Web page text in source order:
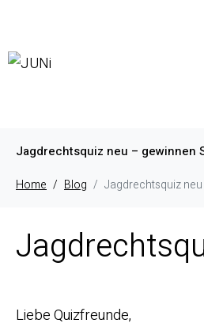
Jagdrechtsquiz neu – gewinnen
Home Blog Jagdrechtsquiz
Liebe Quizfreunde,